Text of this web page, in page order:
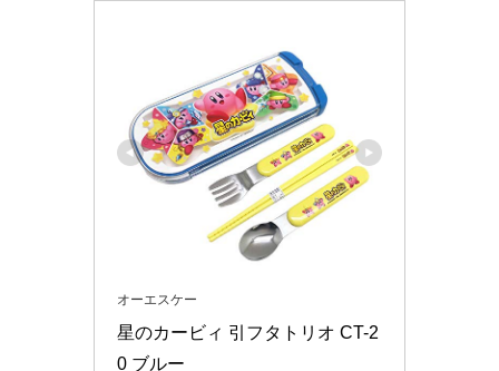
オーエスケー
星のカービィ 引フタトリオ CT-2
0 ブルー